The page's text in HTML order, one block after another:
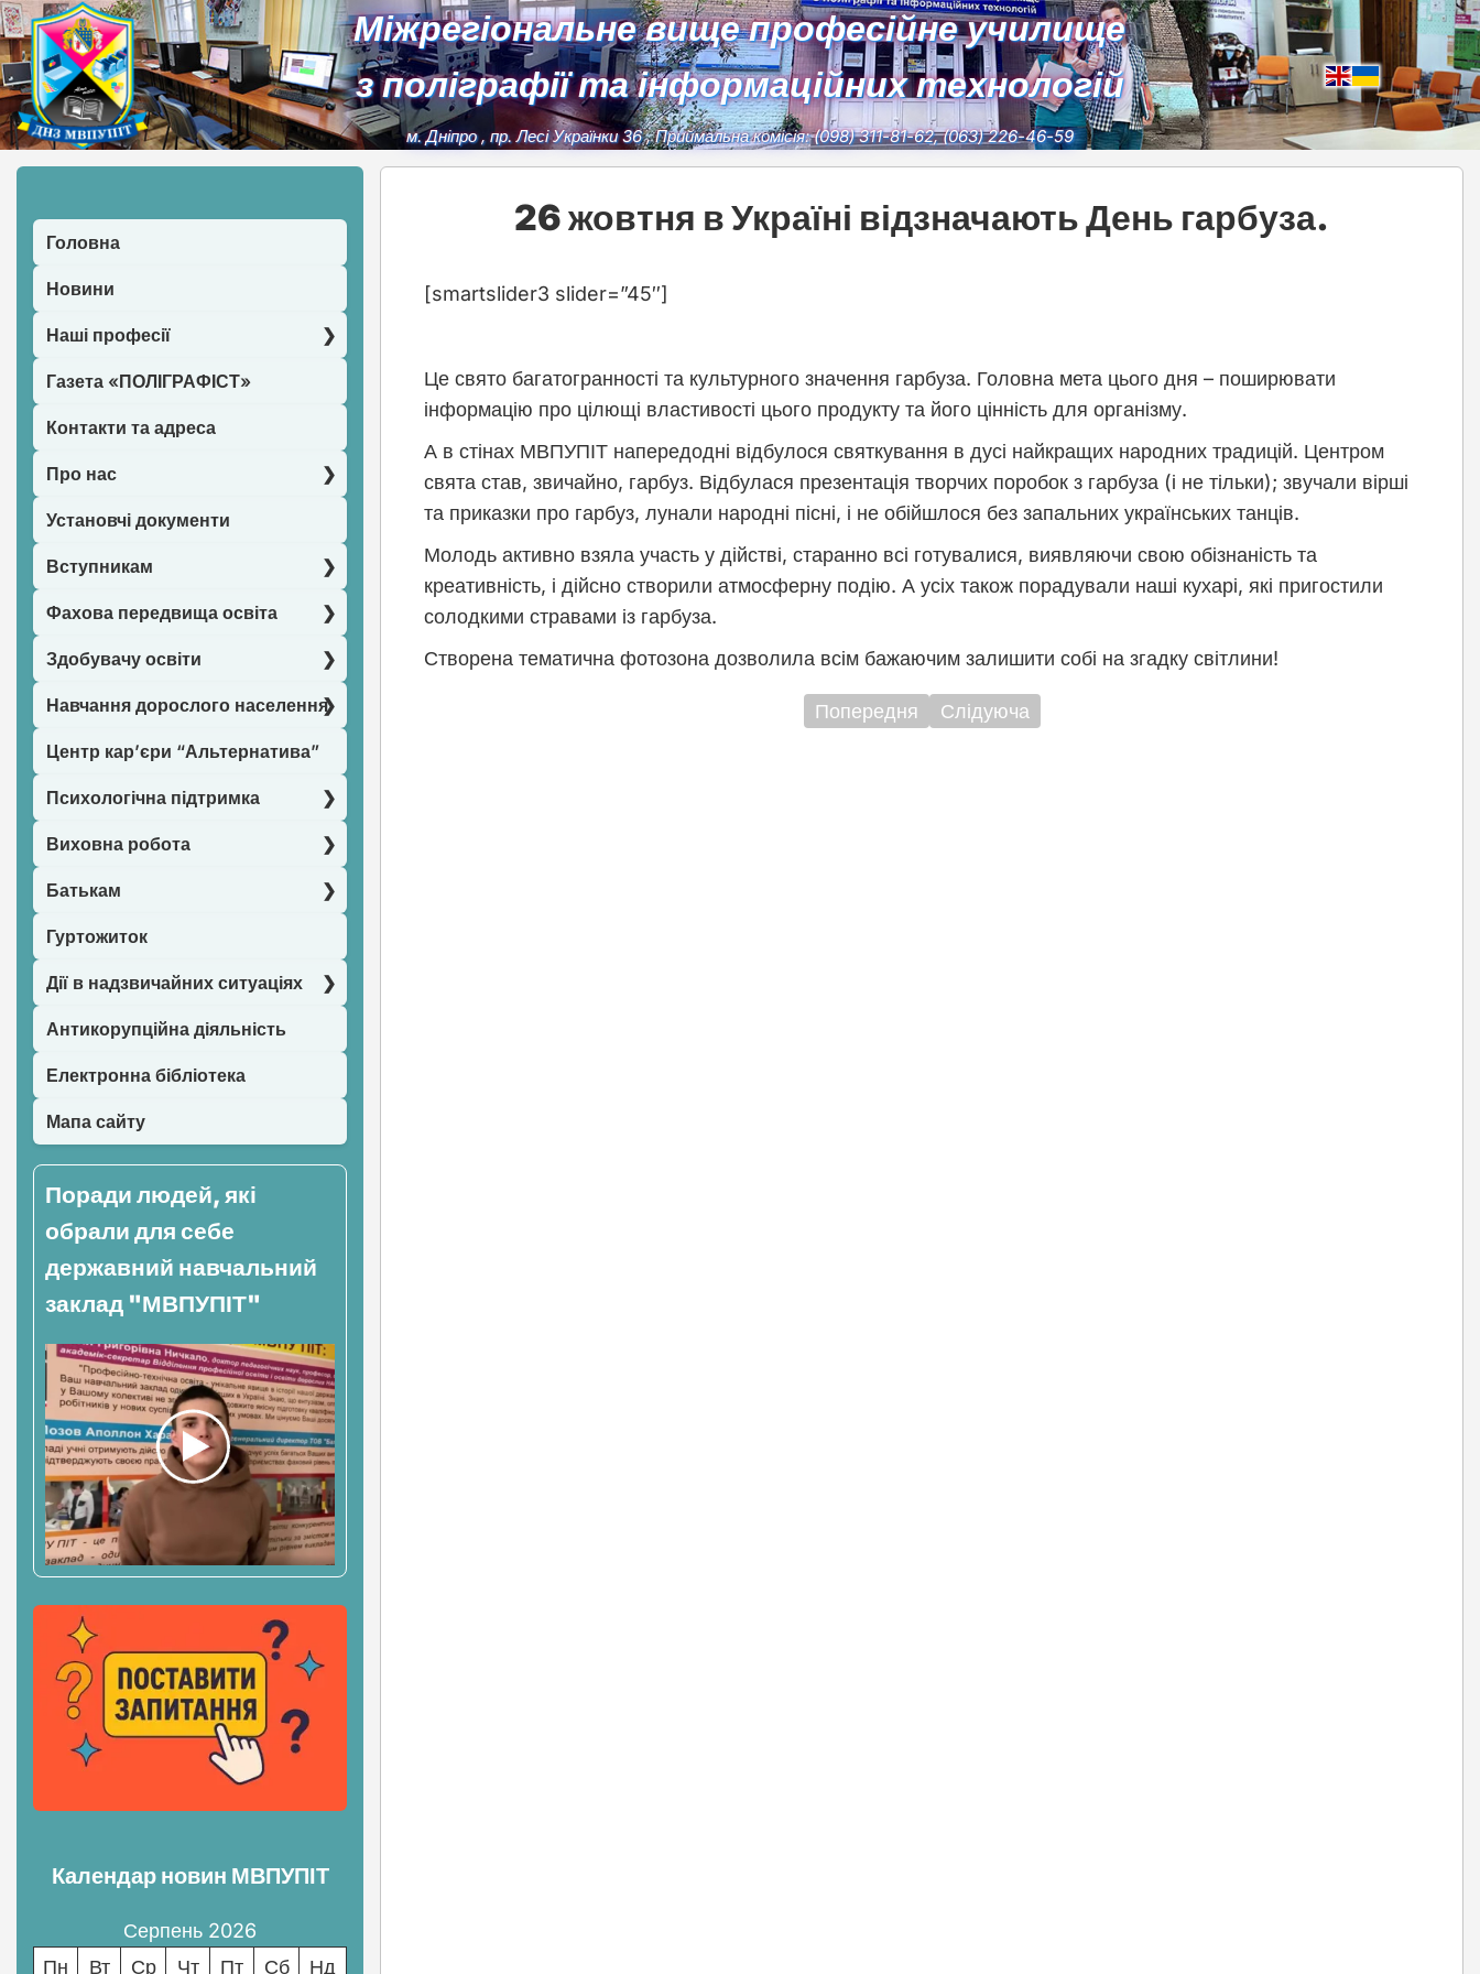
Міжрегіональне вище професійне училище
з поліграфії та інформаційних технологій
м. Дніпро,пр. Лесі Українки 36, Приймальна комісія:(098) 311-81-62, (063) 226-46-59
Головна
Новини
Наші професії
Газета «ПОЛІГРАФІСТ»
Контакти та адреса
Про нас
Установчі документи
Вступникам
Фахова передвища освіта
Здобувачу освіти
Навчання дорослого населення
Центр кар’єри “Альтернатива”
Психологічна підтримка
Виховна робота
Батькам
Гуртожиток
Дії в надзвичайних ситуаціях
Антикорупційна діяльність
Електронна бібліотека
Мапа сайту
Поради людей, які
обрали для себе
державний навчальний
заклад "МВПУПІТ"
Календар новин МВПУПІТ
Серпень 2026
Пн
Вт Ср Чт Пт Сб
Нд
26 жовтня в Україні відзначають День гарбуза.
[smartslider3 slider=”45″]
Це свято багатогранності та культурного значення гарбуза. Головна мета цього дня – поширювати
інформацію про цілющі властивості цього продукту та його цінність для організму.
А в стінах МВПУПІТ напередодні відбулося святкування в дусі найкращих народних традицій. Центром
свята став, звичайно, гарбуз. Відбулася презентація творчих поробок з гарбуза (і не тільки); звучали вірші
та приказки про гарбуз, лунали народні пісні, і не обійшлося без запальних українських танців.
Молодь активно взяла участь у дійстві, старанно всі готувалися, виявляючи свою обізнаність та
креативність, і дійсно створили атмосферну подію. А усіх також порадували наші кухарі, які пригостили
солодкими стравами із гарбуза.
Створена тематична фотозона дозволила всім бажаючим залишити собі на згадку світлини!
Попередня Слідуюча